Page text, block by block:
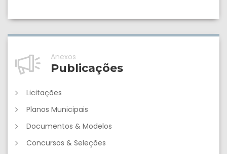
Anexos
Publicações
Licitações
Planos Municipais
Documentos & Modelos
Concursos & Seleções